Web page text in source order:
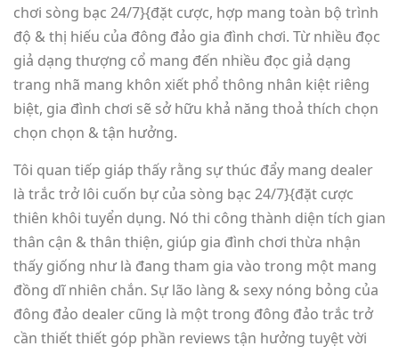
chơi sòng bạc 24/7}{đặt cược, hợp mang toàn bộ trình
độ & thị hiếu của đông đảo gia đình chơi. Từ nhiều đọc
giả dạng thượng cổ mang đến nhiều đọc giả dạng
trang nhã mang khôn xiết phổ thông nhân kiệt riêng
biệt, gia đình chơi sẽ sở hữu khả năng thoả thích chọn
chọn chọn & tận hưởng.
Tôi quan tiếp giáp thấy rằng sự thúc đẩy mang dealer
là trắc trở lôi cuốn bự của sòng bạc 24/7}{đặt cược
thiên khôi tuyển dụng. Nó thi công thành diện tích gian
thân cận & thân thiện, giúp gia đình chơi thừa nhận
thấy giống như là đang tham gia vào trong một mang
đồng dĩ nhiên chắn. Sự lão làng & sexy nóng bỏng của
đông đảo dealer cũng là một trong đông đảo trắc trở
cần thiết thiết góp phần reviews tận hưởng tuyệt vời